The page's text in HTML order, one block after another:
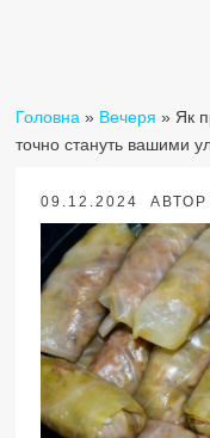
Головна » Вечеря » Як
точно стануть вашими
09.12.2024 АВТОР